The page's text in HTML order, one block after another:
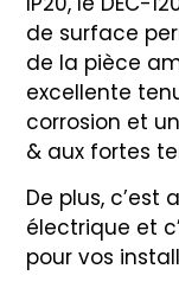
de surface
de la pièce
excellente
corrosion et
& aux fortes
De plus, c’est
électrique et
pour vos